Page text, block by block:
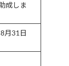
成しま
月31日